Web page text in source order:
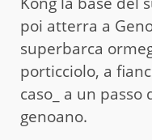
poi atterra a
superbarca
porticciolo, a
caso_ a un passo
genoano.